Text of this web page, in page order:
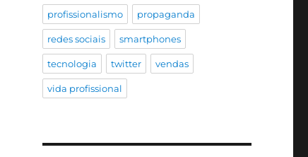
profissionalismo propaganda
redes sociais smartphones
tecnologia twitter vendas
vida profissional